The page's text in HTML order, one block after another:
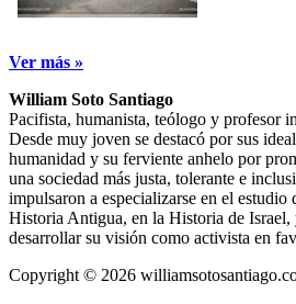
Ver más »
William Soto Santiago
Pacifista, humanista, teólogo y profesor
Desde muy joven se destacó por sus
humanidad y su ferviente anhelo por
una sociedad más justa, tolerante e
impulsaron a especializarse en el estudio
Historia Antigua, en la Historia de Israel,
desarrollar su visión como activista en
Copyright © 2026